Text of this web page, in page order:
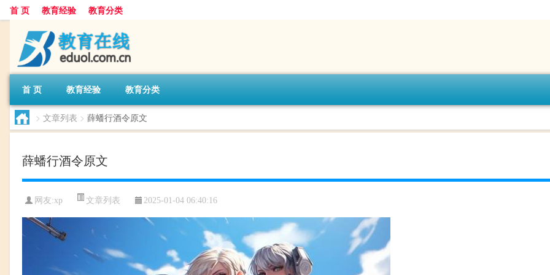
首 页 教育经验 教育分类
首 页 教育经验 教育分类
> 文章列表 > 薛蟠行酒令原文
薛蟠行酒令原文
网友:xp 文章列表 2025-01-04 06:40:16